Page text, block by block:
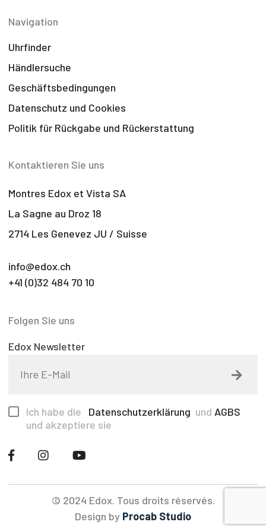
Navigation
Uhrfinder
Händlersuche
Geschäftsbedingungen
Datenschutz und Cookies
Politik für Rückgabe und Rückerstattung
Kontaktieren Sie uns
Montres Edox et Vista SA
La Sagne au Droz 18
2714 Les Genevez JU / Suisse
info@edox.ch
+41 (0)32 484 70 10
Folgen Sie uns
Edox Newsletter
Ich habe die Datenschutzerklärung und AGBS
und akzeptiere sie
© 2024 Edox. Tous droits réservés.
Design by Procab Studio